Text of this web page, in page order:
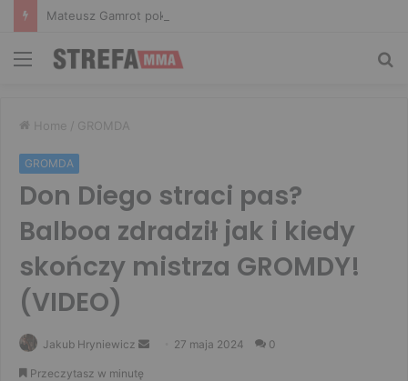
Menu
Home / GROMDA
GROMDA
Don Diego straci pas?
Balboa zdradził jak i kiedy
skończy mistrza GROMDY!
(VIDEO)
Jakub Hryniewicz
Send 27 maja 2024 0
Przeczytasz w minutę